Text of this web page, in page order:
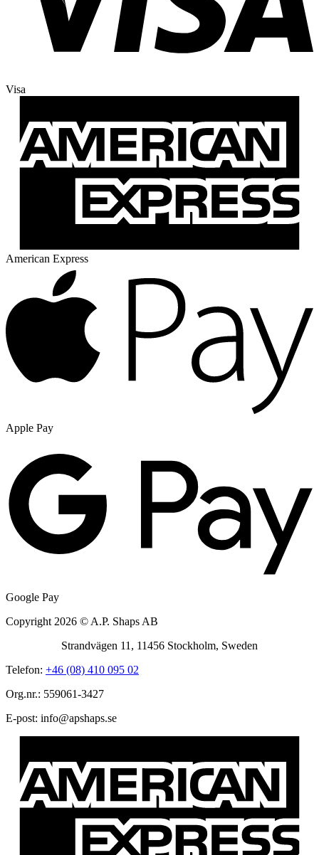
Visa
American Express
Apple Pay
Google Pay
Copyright 2026 © A.P. Shaps AB
Strandvägen 11, 11456 Stockholm, Sweden
Telefon: +46 (08) 410 095 02
Org.nr.: 559061-3427
E-post:
es.spahspa
@ofni